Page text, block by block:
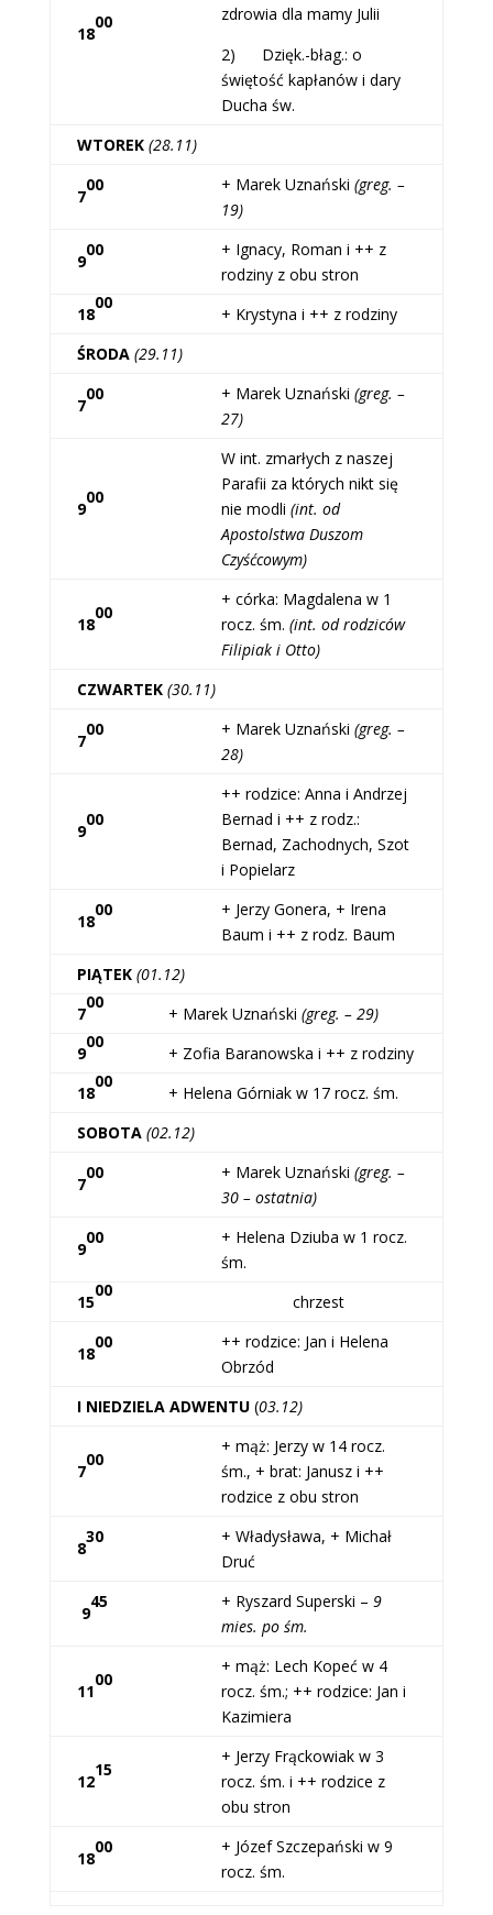
18
00
zdrowia dla mamy Julii
2) Dzięk.-błag.: o
świętość kapłanów i dary
Ducha św.
WTOREK (28.11)
7
00 + Marek Uznański (greg. –
19)
9
00
+ Ignacy, Roman i ++ z
rodziny z obu stron
18
00
+ Krystyna i ++ z rodziny
ŚRODA (29.11)
7
00 + Marek Uznański (greg. –
27)
9
00
W int. zmarłych z naszej
Parafii za których nikt się
nie modli (int. od
Apostolstwa Duszom
Czyśćcowym)
18
00
+ córka: Magdalena w 1
rocz. śm. (int. od rodziców
Filipiak i Otto)
CZWARTEK (30.11)
7
00 + Marek Uznański (greg. –
28)
9
00
++ rodzice: Anna i Andrzej
Bernad i ++ z rodz.:
Bernad, Zachodnych, Szot
i Popielarz
18
00
+ Jerzy Gonera, + Irena
Baum i ++ z rodz. Baum
PIĄTEK (01.12)
7
00
+ Marek Uznański (greg. – 29)
9
00
+ Zofia Baranowska i ++ z rodziny
18
00
+ Helena Górniak w 17 rocz. śm.
SOBOTA (02.12)
7
00 + Marek Uznański (greg. –
30 – ostatnia)
9
00
+ Helena Dziuba w 1 rocz.
śm.
15
00
chrzest
18
00
++ rodzice: Jan i Helena
Obrzód
I NIEDZIELA ADWENTU (03.12)
7
00
+ mąż: Jerzy w 14 rocz.
śm., + brat: Janusz i ++
rodzice z obu stron
8
30
+ Władysława, + Michał
Druć
9
45 + Ryszard Superski – 9
mies. po śm.
11
00
+ mąż: Lech Kopeć w 4
rocz. śm.; ++ rodzice: Jan i
Kazimiera
12
15
+ Jerzy Frąckowiak w 3
rocz. śm. i ++ rodzice z
obu stron
18
00
+ Józef Szczepański w 9
rocz. śm.